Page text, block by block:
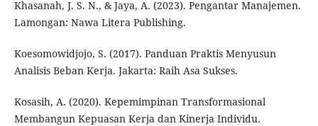
Khasanah, J. S. N., & Jaya, A. (2023). Pengantar Manajemen.
Lamongan: Nawa Litera Publishing.
Koesomowidjojo, S. (2017). Panduan Praktis Menyusun
Analisis Beban Kerja. Jakarta: Raih Asa Sukses.
Kosasih, A. (2020). Kepemimpinan Transformasional
Membangun Kepuasan Kerja dan Kinerja Individu.